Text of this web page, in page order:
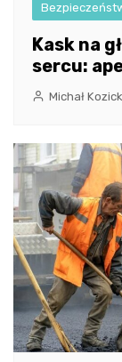
Kask na
sercu:
Michał